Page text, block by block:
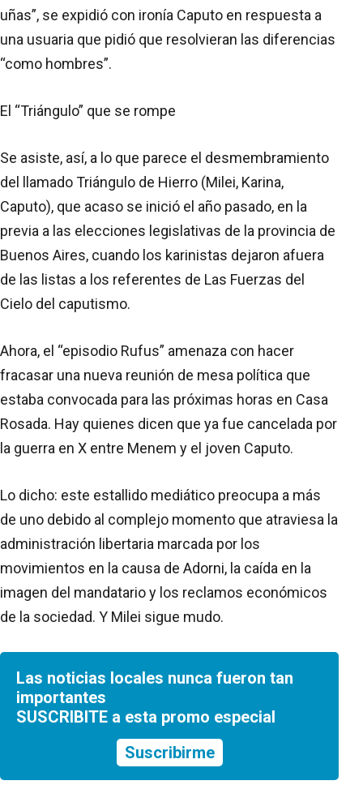
uñas”, se expidió con ironía Caputo en respuesta a
una usuaria que pidió que resolvieran las diferencias
“como hombres”.
El “Triángulo” que se rompe
Se asiste, así, a lo que parece el desmembramiento
del llamado Triángulo de Hierro (Milei, Karina,
Caputo), que acaso se inició el año pasado, en la
previa a las elecciones legislativas de la provincia de
Buenos Aires, cuando los karinistas dejaron afuera
de las listas a los referentes de Las Fuerzas del
Cielo del caputismo.
Ahora, el “episodio Rufus” amenaza con hacer
fracasar una nueva reunión de mesa política que
estaba convocada para las próximas horas en Casa
Rosada. Hay quienes dicen que ya fue cancelada por
la guerra en X entre Menem y el joven Caputo.
Lo dicho: este estallido mediático preocupa a más
de uno debido al complejo momento que atraviesa la
administración libertaria marcada por los
movimientos en la causa de Adorni, la caída en la
imagen del mandatario y los reclamos económicos
de la sociedad. Y Milei sigue mudo.
Las noticias locales nunca fueron tan
importantes
SUSCRIBITE a esta promo especial
Suscribirme